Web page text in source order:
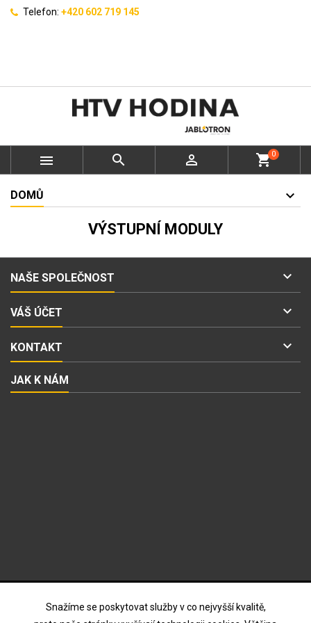
Snažíme se poskytovat služby v co nejvyšší kvalitě,
Telefon: +420 602 719 145
   shopping_cart0
DOMŮ
VÝSTUPNÍ MODULY
NAŠE SPOLEČNOST 
VÁŠ ÚČET 
KONTAKT 
JAK K NÁM